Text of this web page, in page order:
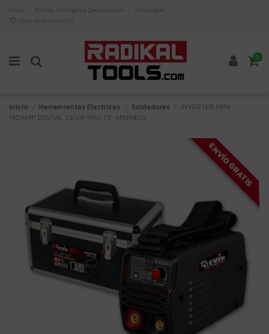
Inicio Envíos, Entregas y Devoluciones
Aviso legal
Lista de favoritos ( 0)
0
Inicio Herramientas Electricas Soldadores
INVERTER MINI
140AMP DIGITAL CEVIK PRO CE-MINI140X
ENVÍO GRATIS